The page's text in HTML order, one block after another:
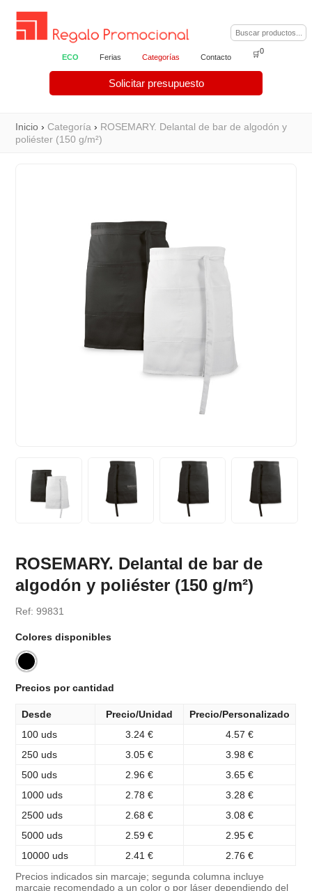
ECO Ferias Categorías Contacto
Solicitar presupuesto
🛒0
Inicio ›Categoría › ROSEMARY. Delantal de bar de algodón y
poliéster (150 g/m²)
ROSEMARY. Delantal de bar de
algodón y poliéster (150 g/m²)
Ref: 99831
Colores disponibles
Precios por cantidad
Desde Precio/Unidad
Precio/Personalizado
100 uds
3.24 €
4.57 €
250 uds
3.05 €
3.98 €
500 uds
2.96 €
3.65 €
1000 uds
2.78 €
3.28 €
2500 uds
2.68 €
3.08 €
5000 uds
2.59 €
2.95 €
10000 uds
2.41 € 2.76 €
Precios indicados sin marcaje; segunda columna incluye
marcaje recomendado a un color o por láser dependiendo del